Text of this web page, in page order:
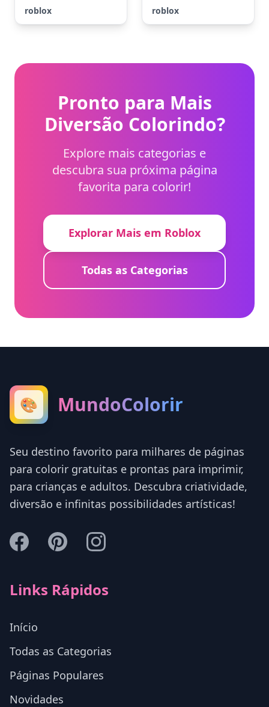
roblox
roblox
Pronto para Mais
Diversão Colorindo?
Explore mais categorias e
descubra sua próxima página
favorita para colorir!
Explorar Mais em Roblox
Todas as Categorias
🎨 MundoColorir
Seu destino favorito para milhares de páginas
para colorir gratuitas e prontas para imprimir,
para crianças e adultos. Descubra criatividade,
diversão e infinitas possibilidades artísticas!
Links Rápidos
Início
Todas as Categorias
Páginas Populares
Novidades